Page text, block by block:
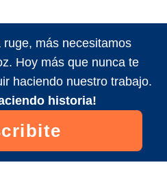
más necesitamos
Hoy más que nunca te
haciendo nuestro trabajo.
historia!